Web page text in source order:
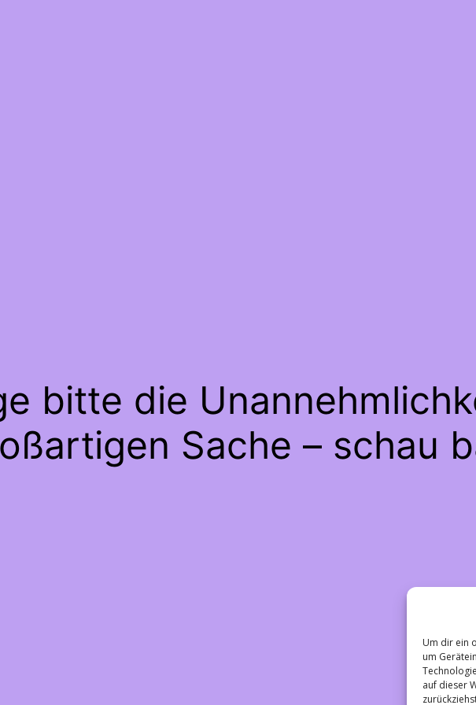
Um dir ein
um
auf dieser
bitte die
Sache – schau